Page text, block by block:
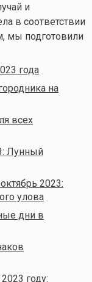
и
в соответствии
мы подготовили
года
на
всех
Лунный
2023:
улова
дни в
году: